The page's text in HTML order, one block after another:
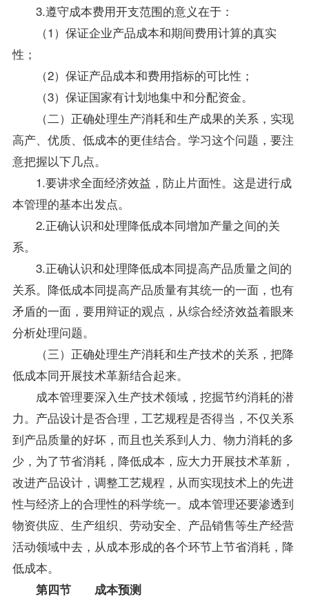
3.遵守成本费用开支范围的意义在于：
（1）保证企业产品成本和期间费用计算的真实
性；
（2）保证产品成本和费用指标的可比性；
（3）保证国家有计划地集中和分配资金。
（二）正确处理生产消耗和生产成果的关系，实现
高产、优质、低成本的更佳结合。学习这个问题，要注
意把握以下几点。
1.要讲求全面经济效益，防止片面性。这是进行成
本管理的基本出发点。
2.正确认识和处理降低成本同增加产量之间的关
系。
3.正确认识和处理降低成本同提高产品质量之间的
关系。降低成本同提高产品质量有其统一的一面，也有
矛盾的一面，要用辩证的观点，从综合经济效益着眼来
分析处理问题。
（三）正确处理生产消耗和生产技术的关系，把降
低成本同开展技术革新结合起来。
成本管理要深入生产技术领域，挖掘节约消耗的潜
力。产品设计是否合理，工艺规程是否得当，不仅关系
到产品质量的好坏，而且也关系到人力、物力消耗的多
少，为了节省消耗，降低成本，应大力开展技术革新，
改进产品设计，调整工艺规程，从而实现技术上的先进
性与经济上的合理性的科学统一。成本管理还要渗透到
物资供应、生产组织、劳动安全、产品销售等生产经营
活动领域中去，从成本形成的各个环节上节省消耗，降
低成本。
第四节 成本预测